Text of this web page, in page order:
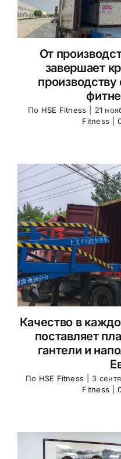
От
завершает
По HSE Fitness 21
Fitness
Качество в
поставляет
гантели и
По HSE Fitness 3
Fitness